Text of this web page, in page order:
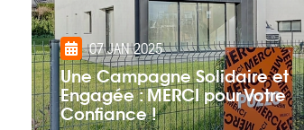
07 JAN 2025
Une Campagne Solidaire et
Engagée : MERCI pour Votre
Confiance !